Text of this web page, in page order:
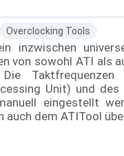
Overclocking Tools
inzwischen
von sowohl ATI als
Die Taktfrequenzen
Unit) und des
eingestellt
auch dem ATITool